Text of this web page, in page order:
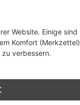
Website. Einige sind
Komfort (Merkzettel)
verbessern.